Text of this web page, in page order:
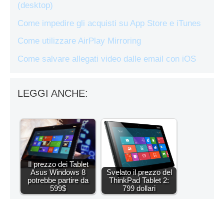
(desktop)
Come impedire gli acquisti su App Store e iTunes
Come utilizzare AirPlay Mirroring
Come salvare allegati video dalle email con iOS
LEGGI ANCHE:
Il prezzo dei Tablet
Asus Windows 8
potrebbe partire da
599$
Svelato il prezzo del
ThinkPad Tablet 2:
799 dollari